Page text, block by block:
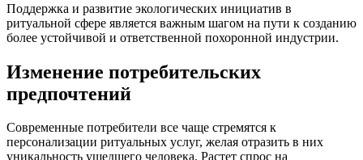
Поддержка и развитие экологических инициатив в
ритуальной сфере является важным шагом на пути к созданию
более устойчивой и ответственной похоронной индустрии.
Изменение потребительских
предпочтений
Современные потребители все чаще стремятся к
персонализации ритуальных услуг, желая отразить в них
уникальность ушедшего человека. Растет спрос на